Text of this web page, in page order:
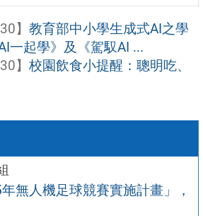
無人機足球競賽實施計畫」，
】 教育部中小學生成式AI之學
一起學》及《駕馭AI ...
】 校園飲食小提醒：聰明吃、